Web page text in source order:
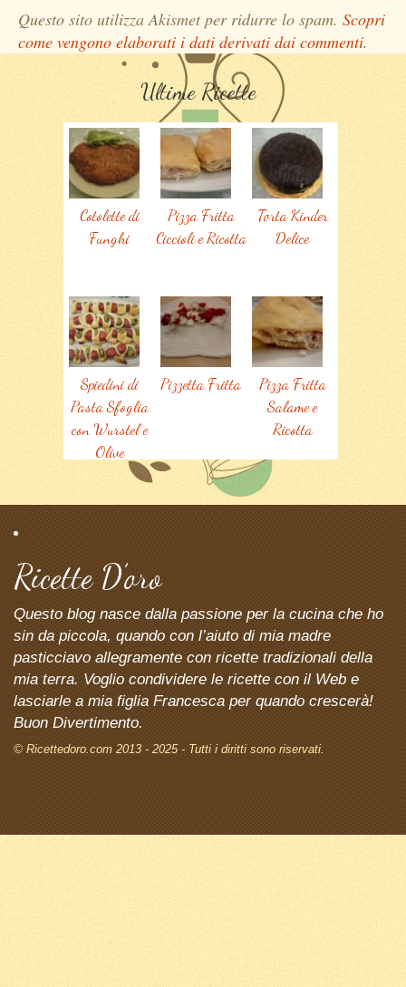
Questo sito utilizza Akismet per ridurre lo spam. Scopri
come vengono elaborati i dati derivati dai commenti.
Ultime Ricette
Torta Kinder
Delice
Pizza Fritta
Ciccioli e Ricotta
Cotolette di
Funghi
Pizza Fritta
Salame e
Ricotta
Pizzetta Fritta
Spiedini di
Pasta Sfoglia
con Wurstel e
Olive
Ricette D’oro
Questo blog nasce dalla passione per la cucina che ho
sin da piccola, quando con l’aiuto di mia madre
pasticciavo allegramente con ricette tradizionali della
mia terra. Voglio condividere le ricette con il Web e
lasciarle a mia figlia Francesca per quando crescerà!
Buon Divertimento.
© Ricettedoro.com 2013 - 2025 - Tutti i diritti sono riservati.